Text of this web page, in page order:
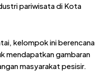
pariwisata di Kota
kelompok ini berencana
mendapatkan gambaran
masyarakat pesisir.